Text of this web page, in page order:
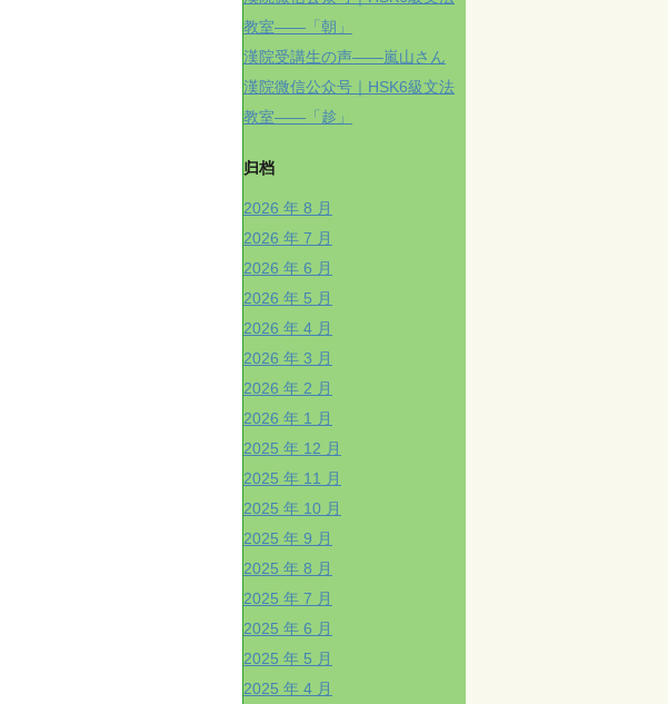
教室——「朝」
漢院受講生の声——嵐山さん
漢院微信公众号｜HSK6級文法
教室——「趁」
归档
2026 年 8 月
2026 年 7 月
2026 年 6 月
2026 年 5 月
2026 年 4 月
2026 年 3 月
2026 年 2 月
2026 年 1 月
2025 年 12 月
2025 年 11 月
2025 年 10 月
2025 年 9 月
2025 年 8 月
2025 年 7 月
2025 年 6 月
2025 年 5 月
2025 年 4 月